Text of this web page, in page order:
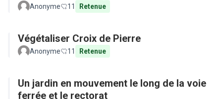
Anonyme 11 Retenue
Végétaliser Croix de Pierre
Anonyme 11 Retenue
Un jardin en mouvement le long de la voie
ferrée et le rectorat